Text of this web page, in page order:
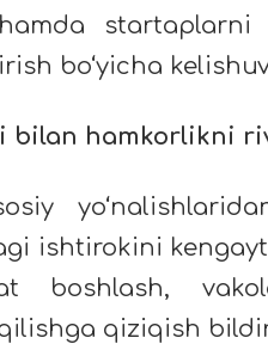
startaplarni
bo‘yicha
bilan hamkorlikni
ishtirokini
boshlash,
qiziqish